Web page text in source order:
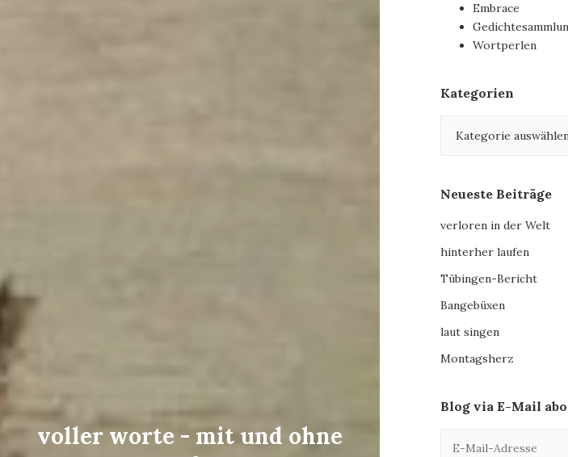
voller worte - mit und ohne
Embrace
Wortperlen
Kategorien
Neueste Beiträge
verloren in der Welt
hinterher laufen
Tübingen-Bericht
Bangebüxen
laut singen
Montagsherz
Blog via E-Mail